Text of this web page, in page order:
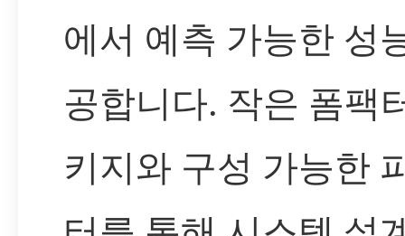
에서 예측 가능한 성
공합니다. 작은 폼팩
키지와 구성 가능한